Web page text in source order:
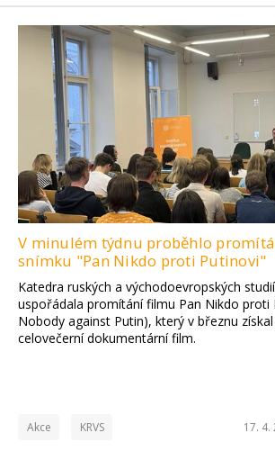
V minulém týdnu proběhlo
snímku "Pan Nikdo proti Putinovi"
Katedra ruských a východoevropských
uspořádala promítání filmu Pan Nikdo proti
Nobody against Putin), který v březnu
celovečerní dokumentární film.
Akce KRVS 17. 4.